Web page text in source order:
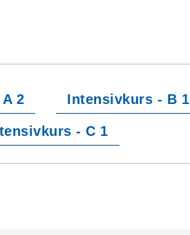
2 Intensivkurs - B 1
- C 1